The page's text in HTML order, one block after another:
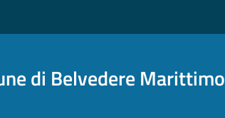
di Belvedere Marittimo